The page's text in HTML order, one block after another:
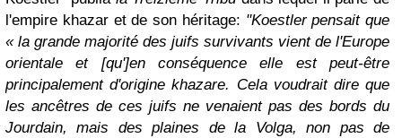
l'empire khazar et de son héritage: "Koestler pensait que
« la grande majorité des juifs survivants vient de l'Europe
orientale et [qu']en conséquence elle est peut-être
principalement d'origine khazare. Cela voudrait dire que
les ancêtres de ces juifs ne venaient pas des bords du
Jourdain, mais des plaines de la Volga, non pas de